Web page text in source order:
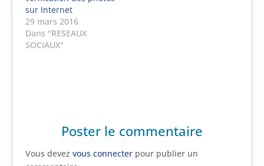
sur Internet
29 mars 2016
Dans "RESEAUX
SOCIAUX"
Poster le commentaire
Vous devez vous connecterpour publier un